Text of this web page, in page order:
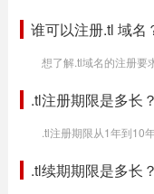
谁可以注册.tl 域名
想了解.tl域名的注册要
.tl注册期限是多长？
.tl注册期限从1年到10年
.tl续期期限是多长？